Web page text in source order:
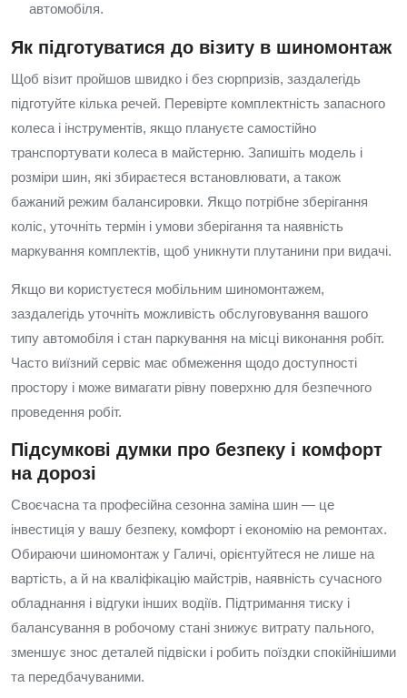
автомобіля.
Як підготуватися до візиту в шиномонтаж
Щоб візит пройшов швидко і без сюрпризів, заздалегідь
підготуйте кілька речей. Перевірте комплектність запасного
колеса і інструментів, якщо плануєте самостійно
транспортувати колеса в майстерню. Запишіть модель і
розміри шин, які збираєтеся встановлювати, а також
бажаний режим балансировки. Якщо потрібне зберігання
коліс, уточніть термін і умови зберігання та наявність
маркування комплектів, щоб уникнути плутанини при видачі.
Якщо ви користуєтеся мобільним шиномонтажем,
заздалегідь уточніть можливість обслуговування вашого
типу автомобіля і стан паркування на місці виконання робіт.
Часто виїзний сервіс має обмеження щодо доступності
простору і може вимагати рівну поверхню для безпечного
проведення робіт.
Підсумкові думки про безпеку і комфорт
на дорозі
Своєчасна та професійна сезонна заміна шин — це
інвестиція у вашу безпеку, комфорт і економію на ремонтах.
Обираючи шиномонтаж у Галичі, орієнтуйтеся не лише на
вартість, а й на кваліфікацію майстрів, наявність сучасного
обладнання і відгуки інших водіїв. Підтримання тиску і
балансування в робочому стані знижує витрату пального,
зменшує знос деталей підвіски і робить поїздки спокійнішими
та передбачуваними.